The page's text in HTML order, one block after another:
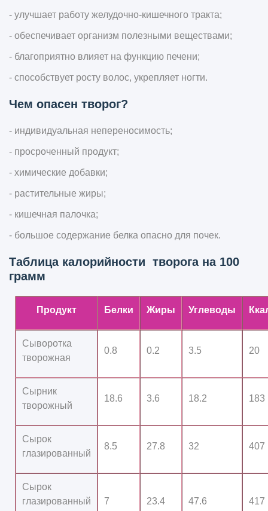
- улучшает работу желудочно-кишечного тракта;
- обеспечивает организм полезными веществами;
- благоприятно влияет на функцию печени;
- способствует росту волос, укрепляет ногти.
Чем опасен творог?
- индивидуальная непереносимость;
- просроченный продукт;
- химические добавки;
- растительные жиры;
- кишечная палочка;
- большое содержание белка опасно для почек.
Таблица калорийности творога на 100
грамм
Продукт Белки Жиры Углеводы
Сыворотка
творожная
0.8 0.2 3.5 20
Сырник
творожный
18.6 3.6 18.2 183
Сырок
глазированный
8.5 27.8 32 407
Сырок
глазированный
7 23.4 47.6 417